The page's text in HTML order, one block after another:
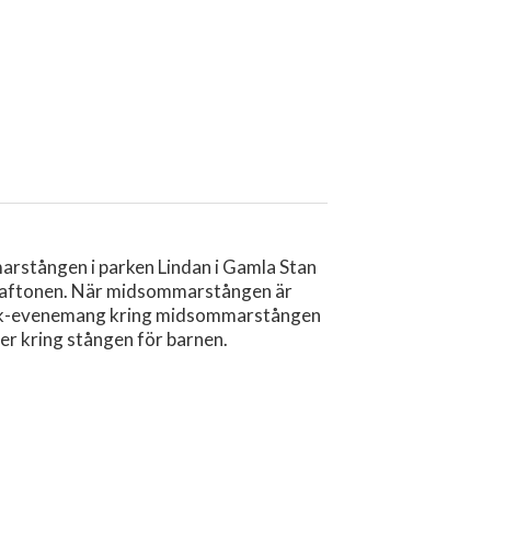
i parken Lindan i Gamla Stan
När midsommarstången är
kring midsommarstången
kring stången för barnen.